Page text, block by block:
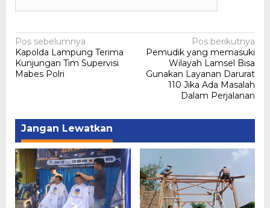
Navigasi
pos
Pos sebelumnya
Kapolda Lampung Terima
Kunjungan Tim Supervisi
Mabes Polri
Pos berikutnya
Pemudik yang memasuki
Wilayah Lamsel Bisa
Gunakan Layanan Darurat
110 Jika Ada Masalah
Dalam Perjalanan
Jangan Lewatkan